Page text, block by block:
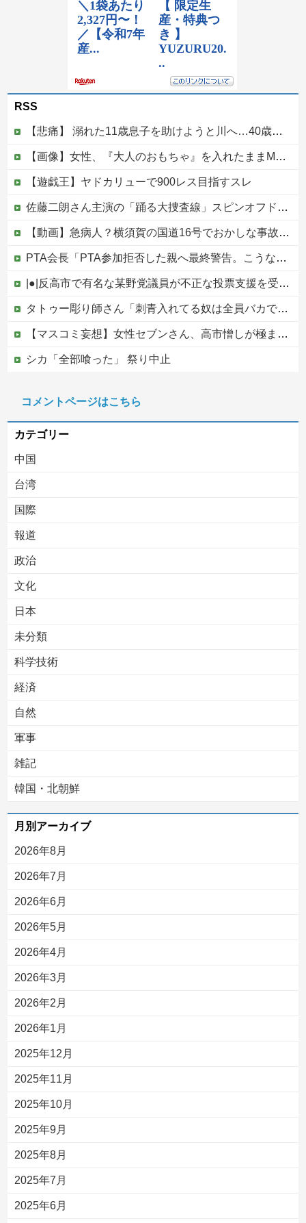
RSS
【悲痛】 溺れた11歳息子を助けようと川へ…40歳父親が死亡 息子は母親が救助 愛知
【画像】女性、『大人のおもちゃ』を入れたままMRI検査を受けた結果 →
【遊戯王】ヤドカリューで900レス目指すスレ
佐藤二朗さん主演の「踊る大捜査線」スピンオフドラマ、正式に中止との報道他
【動画】急病人？横須賀の国道16号でおかしな事故が撮影される。
PTA会長「PTA参加拒否した親へ最終警告。こうなってもいい？」
|●|反高市で有名な某野党議員が不正な投票支援を受けていた過去が発掘、「説明責任があるのでは？」と揶揄されており……
タトゥー彫り師さん「刺青入れてる奴は全員バカです」→30万再生ｗｗｗｗｗｗ
【マスコミ妄想】女性セブンさん、高市憎しが極まりすぎたのか、過去一級の低俗な「支持率下げてやる」記事を配信してしまう 想像の10倍低俗
シカ「全部喰った」 祭り中止
中国の海水浴場の映像があまりにも・・・
コメントページはこちら
カテゴリー
中国
台湾
国際
報道
政治
文化
日本
未分類
科学技術
経済
自然
軍事
雑記
韓国・北朝鮮
月別アーカイブ
2026年8月
2026年7月
2026年6月
2026年5月
2026年4月
2026年3月
2026年2月
2026年1月
2025年12月
2025年11月
2025年10月
2025年9月
2025年8月
2025年7月
2025年6月